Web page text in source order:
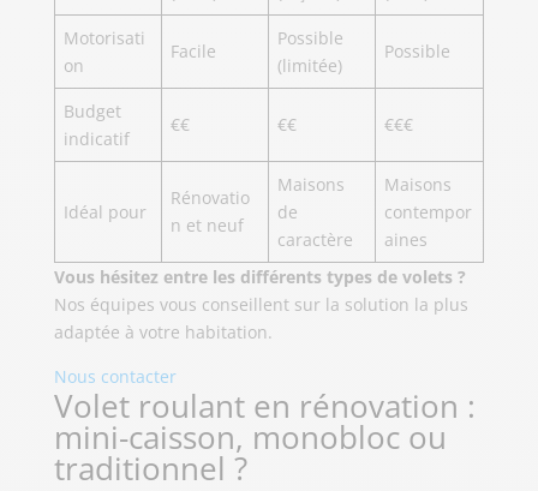
Motorisati
on
Facile
Possible
(limitée)
Possible
Budget
indicatif
€€ €€ €€€
Idéal pour
Rénovatio
n et neuf
Maisons
de
caractère
Maisons
contempor
aines
Vous hésitez entre les différents types de volets ?
Nos équipes vous conseillent sur la solution la plus
adaptée à votre habitation.
Nous contacter
Volet roulant en rénovation :
mini-caisson, monobloc ou
traditionnel ?